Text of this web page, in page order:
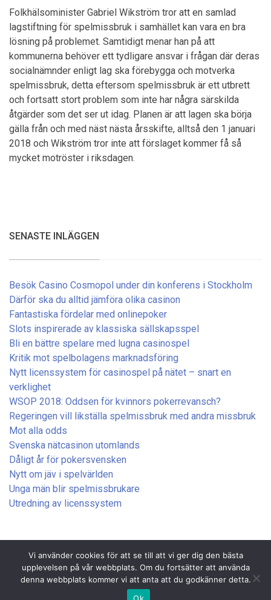
Folkhälsominister Gabriel Wikström tror att en samlad
lagstiftning för spelmissbruk i samhället kan vara en bra
lösning på problemet. Samtidigt menar han på att
kommunerna behöver ett tydligare ansvar i frågan där deras
socialnämnder enligt lag ska förebygga och motverka
spelmissbruk, detta eftersom spelmissbruk är ett utbrett
och fortsatt stort problem som inte har några särskilda
åtgärder som det ser ut idag. Planen är att lagen ska börja
gälla från och med näst nästa årsskifte, alltså den 1 januari
2018 och Wikström tror inte att förslaget kommer få så
mycket motröster i riksdagen.
SENASTE INLÄGGEN
Besök Casino Cosmopol under din konferens i Stockholm
Därför ska du alltid jämföra olika casinon
Fantastiska fördelar med onlinepoker
Slots inspirerade av klassiska sällskapsspel
Bli en bättre spelare med lugna casinospel
Kritik mot spelbolagens marknadsföring
Nytt licenssystem för casinospel på nätet – snart en
verklighet
WSOP 2018: Oddsen för kvinnors pokerrevansch?
Regeringen vill likställa spelmissbruk med andra missbruk
Mot alla odds
Svenska nätcasinon utomlands
Dåligt år för pokersvensken
Nytt om jäv i spelvärlden
Unga män blir spelmissbrukare
Utredning av licenssystem
Copyright © 2017 — Stämpelboden.info@stampelboden.se
Vi använder cookies för att se till att vi ger dig den bästa
upplevelsen på vår webbplats. Om du fortsätter att använda
denna webbplats kommer vi att anta att du godkänner detta.
Ok